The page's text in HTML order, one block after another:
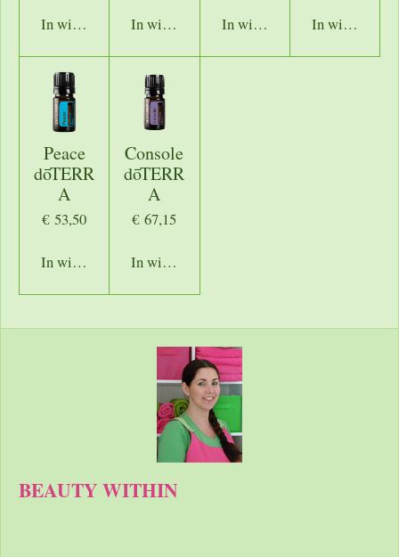
In winkelwagenIn winkelwagenIn winkelwagenIn
Peace
dōTERR
A
€ 53,50
In winkelwagen
Console
dōTERR
A
€ 67,15
In winkelwagen
BEAUTY WITHIN